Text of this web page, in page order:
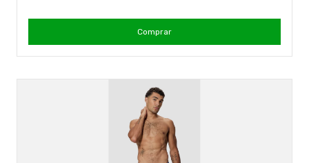
Comprar